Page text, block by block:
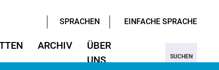
SPRACHEN EINFACHE SPRACHE
ARCHIV
ÜBER
UNS
SUCHEN